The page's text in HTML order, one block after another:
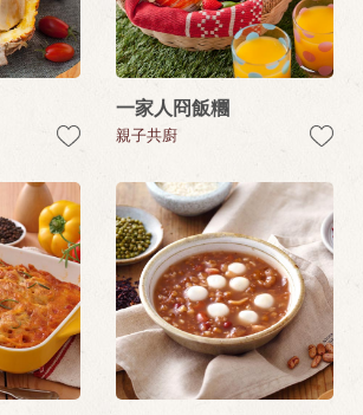
一家人冏飯糰
親子共廚